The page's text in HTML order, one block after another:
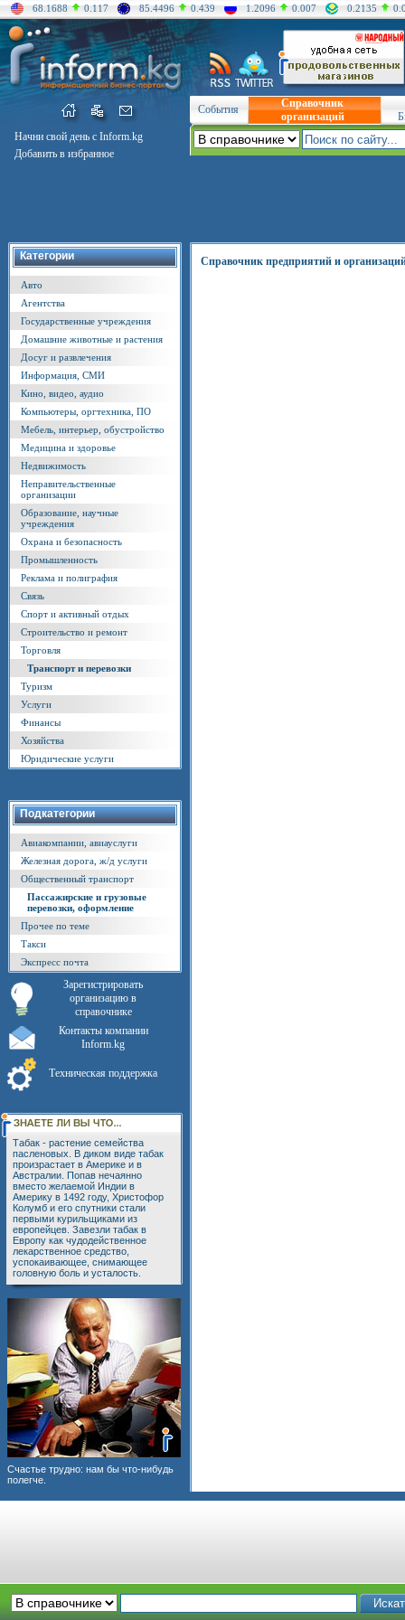
68.1688 0.117 85.4496 0.439 1.2096 0.007 0.2135
Начни свой день с Inform.kg
Добавить в избранное
События
Справочник
организаций
Категории
Авто
Агентства
Государственные учреждения
Домашние животные и растения
Досуг и развлечения
Информация, СМИ
Кино, видео, аудио
Компьютеры, оргтехника, ПО
Мебель, интерьер, обустройство
Медицина и здоровье
Недвижимость
Неправительственные
организации
Образование, научные
учреждения
Охрана и безопасность
Промышленность
Реклама и полиграфия
Связь
Спорт и активный отдых
Строительство и ремонт
Торговля
Транспорт и перевозки
Туризм
Услуги
Финансы
Хозяйства
Юридические услуги
Подкатегории
Авиакомпании, авиауслуги
Железная дорога, ж/д услуги
Общественный транспорт
Пассажирские и грузовые
перевозки, оформление
Прочее по теме
Такси
Экспресс почта
Зарегистрировать
организацию в
справочнике
Контакты компании
Inform.kg
Техническая поддержка
Табак - растение семейства
пасленовых. В диком виде табак
произрастает в Америке и в
Австралии. Попав нечаянно
вместо желаемой Индии в
Америку в 1492 году, Христофор
Колумб и его спутники стали
первыми курильщиками из
европейцев. Завезли табак в
Европу как чудодейственное
лекарственное средство,
успокаивающее, снимающее
головную боль и усталость.
Счастье трудно: нам бы что-нибудь
полегче.
Справочник предприятий и